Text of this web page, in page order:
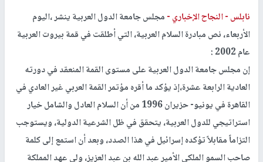
نابلس -النجاح الإخباري -مجلس جامعة الدول العربية ينشر ،اليوم
الأربعاء، نص مبادرة السلام العربية، التي أطلقت في قمة بيروت العربية
عام 2002 :
إن مجلس جامعة الدول العربية على مستوى القمة المنعقد في دورته
العادية الرابعة عشرة،إذ يؤكد ما أقره مؤتمر القمة العربي غير العادي في
القاهرة في يونيو- حزيران 1996 من أن السلام العادل والشامل خيار
استراتيجي للدول العربية، يتحقق في ظل الشرعية الدولية، ويستوجب
التزاماً مقابلاً تؤكده إسرائيل في هذا الصدد، وبعد أن استمع إلى كلمة
صاحب السمو الملكي الأمير عبد الله بن عبد العزيز، ولي عهد المملكة